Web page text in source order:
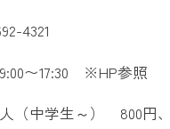
4321
9:00〜17:30 ※HP参照
人（中学生～） 800円